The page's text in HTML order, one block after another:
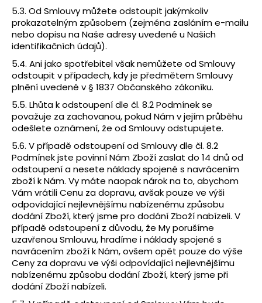
5.3. Od Smlouvy můžete odstoupit jakýmkoliv
prokazatelným způsobem (zejména zasláním e-mailu
nebo dopisu na Naše adresy uvedené u Našich
identifikačních údajů).
5.4. Ani jako spotřebitel však nemůžete od Smlouvy
odstoupit v případech, kdy je předmětem Smlouvy
plnění uvedené v § 1837 Občanského zákoníku.
5.5. Lhůta k odstoupení dle čl. 8.2 Podmínek se
považuje za zachovanou, pokud Nám v jejím průběhu
odešlete oznámení, že od Smlouvy odstupujete.
5.6. V případě odstoupení od Smlouvy dle čl. 8.2
Podmínek jste povinní Nám Zboží zaslat do 14 dnů od
odstoupení a nesete náklady spojené s navrácením
zboží k Nám. Vy máte naopak nárok na to, abychom
Vám vrátili Cenu za dopravu, avšak pouze ve výši
odpovídající nejlevnějšímu nabízenému způsobu
dodání Zboží, který jsme pro dodání Zboží nabízeli. V
případě odstoupení z důvodu, že My porušíme
uzavřenou Smlouvu, hradíme i náklady spojené s
navrácením zboží k Nám, ovšem opět pouze do výše
Ceny za dopravu ve výši odpovídající nejlevnějšímu
nabízenému způsobu dodání Zboží, který jsme při
dodání Zboží nabízeli.